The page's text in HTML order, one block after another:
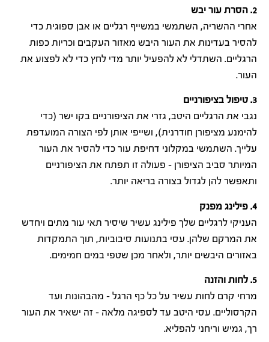
2. הסרת עור יבש
אחרי ההשריה, השתמשי במשייף רגליים או אבן ספוגית כדי
להסיר בעדינות את העור היבש מאזור העקבים וכריות כפות
הרגליים. השתדלי לא להפעיל יותר מדי לחץ כדי לא לפצוע את
העור.
3. טיפול בציפורניים
נגבי את הרגליים היטב, גזרי את הציפורניים בקו ישר (כדי
להימנע מציפורן חודרנית), ושייפי אותן לפי הצורה המועדפת
עלייך. השתמשי במקלוני דחיפת עור כדי להסיר את העור
המיותר סביב הציפורן – פעולה זו תפתח את הציפורניים
ותאפשר להן לגדול בצורה בריאה יותר.
4. פילינג מפנק
העניקי לרגליים שלך פילינג עשיר שיסיר תאי עור מתים ויחדש
את המרקם שלהן. עסי בתנועות סיבוביות, תוך התמקדות
באזורים היבשים יותר, ולאחר מכן שטפי במים חמימים.
5. לחות והזנה
מרחי קרם לחות עשיר על כל כף הרגל – מהבהונות ועד
הקרסוליים. עסי היטב עד לספיגה מלאה – זה ישאיר את העור
רך, גמיש וריחני להפליא.